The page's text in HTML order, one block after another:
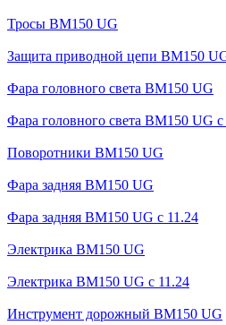
Тросы BM150 UG
Защита приводной цепи BM150
Фара головного света BM150 UG
Фара головного света BM150 UG c
Поворотники BM150 UG
Фара задняя BM150 UG
Фара задняя BM150 UG с 11.24
Электрика BM150 UG
Электрика BM150 UG c 11.24
Инструмент дорожный BM150 UG